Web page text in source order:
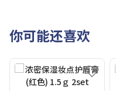
你可能还喜欢